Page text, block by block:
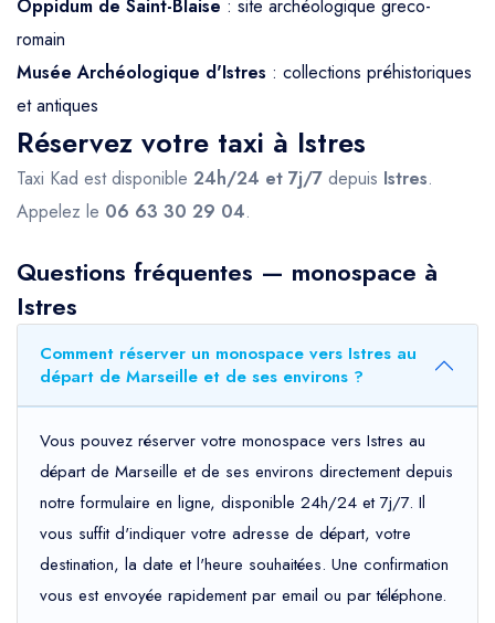
Oppidum de Saint-Blaise : site archéologique greco-
romain
Musée Archéologique d'Istres : collections préhistoriques
et antiques
Réservez votre taxi à Istres
Taxi Kad est disponible 24h/24 et 7j/7 depuis Istres.
Appelez le 06 63 30 29 04.
Questions fréquentes — monospace à
Istres
Comment réserver un monospace vers Istres au
départ de Marseille et de ses environs ?
Vous pouvez réserver votre monospace vers Istres au
départ de Marseille et de ses environs directement depuis
notre formulaire en ligne, disponible 24h/24 et 7j/7. Il
vous suffit d'indiquer votre adresse de départ, votre
destination, la date et l'heure souhaitées. Une confirmation
vous est envoyée rapidement par email ou par téléphone.